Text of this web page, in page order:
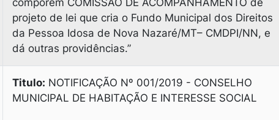
comporem COMISSAO DE ACOMPANHAMENTO de
projeto de lei que cria o Fundo Municipal dos Direitos
da Pessoa Idosa de Nova Nazaré/MT– CMDPI/NN, e
dá outras providências.”
Titulo: NOTIFICAÇÃO Nº 001/2019 - CONSELHO
MUNICIPAL DE HABITAÇÃO E INTERESSE SOCIAL